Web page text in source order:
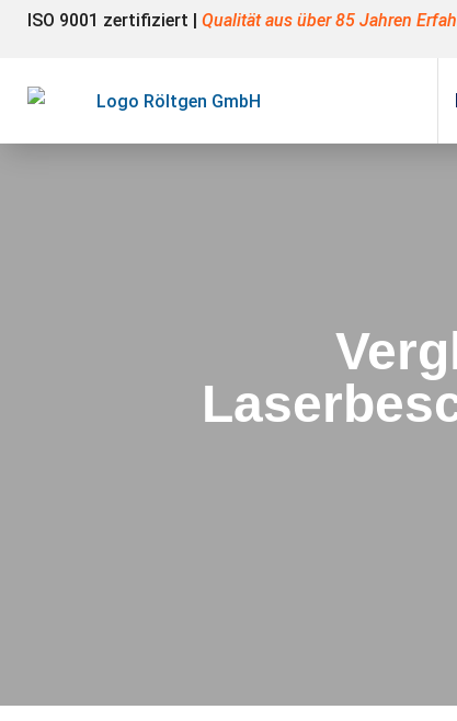
ISO 9001 zertifiziert | Qualität aus über 85 Jahren